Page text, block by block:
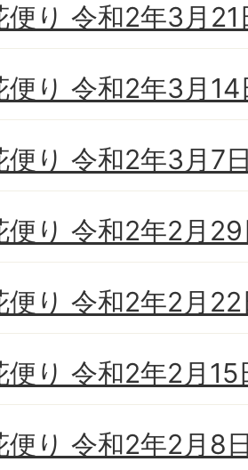
便り 令和2年3月
便り 令和2年3月
便り 令和2年3月7
便り 令和2年2月
便り 令和2年2月
便り 令和2年2月
便り 令和2年2月8